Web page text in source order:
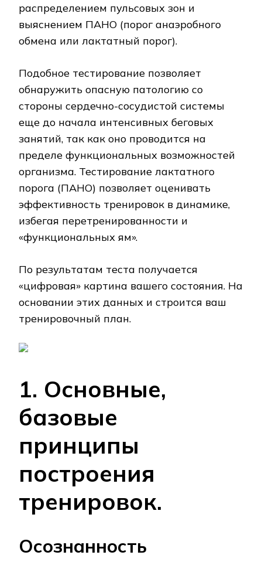
распределением пульсовых зон и
выяснением ПАНО (порог анаэробного
обмена или лактатный порог).
Подобное тестирование позволяет
обнаружить опасную патологию со
стороны сердечно-сосудистой системы
еще до начала интенсивных беговых
занятий, так как оно проводится на
пределе функциональных возможностей
организма. Тестирование лактатного
порога (ПАНО) позволяет оценивать
эффективность тренировок в динамике,
избегая перетренированности и
«функциональных ям».
По результатам теста получается
«цифровая» картина вашего состояния. На
основании этих данных и строится ваш
тренировочный план.
1. Основные,
базовые
принципы
построения
тренировок.
Осознанность